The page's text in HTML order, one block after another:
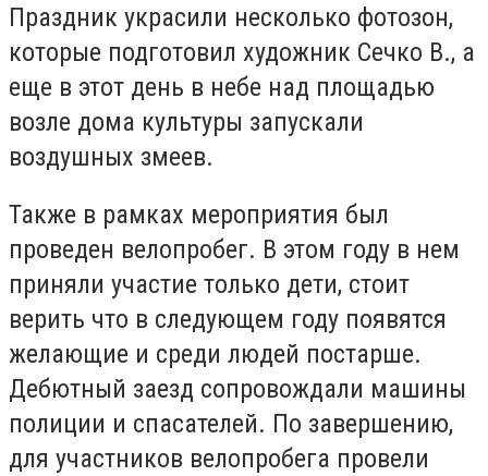
Праздник украсили несколько фотозон,
которые подготовил художник Сечко В., а
еще в этот день в небе над площадью
возле дома культуры запускали
воздушных змеев.
Также в рамках мероприятия был
проведен велопробег. В этом году в нем
приняли участие только дети, стоит
верить что в следующем году появятся
желающие и среди людей постарше.
Дебютный заезд сопровождали машины
полиции и спасателей. По завершению,
для участников велопробега провели